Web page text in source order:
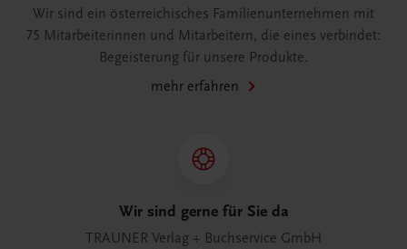
Wir sind ein österreichisches Familienunternehmen mit
75 Mitarbeiterinnen und Mitarbeitern, die eines verbindet:
Begeisterung für unsere Produkte.
mehr erfahren
Wir sind gerne für Sie da
TRAUNER Verlag + Buchservice GmbH